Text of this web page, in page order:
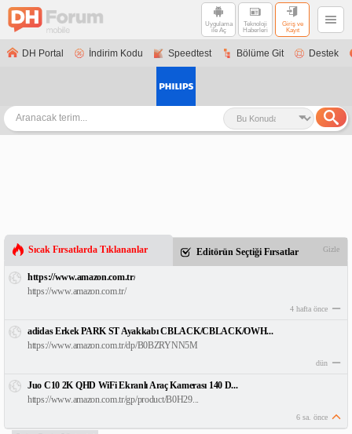
Uygulama
ile Aç
Teknoloji
Haberleri
Giriş ve
Kayıt
DH Portal İndirim Kodu Speedtest Bölüme Git Destek
Sıcak Fırsatlarda Tıklananlar Editörün Seçtiği Fırsatlar Gizle
https://www.amazon.com.tr/
https://www.amazon.com.tr/
4 hafta önce
adidas Erkek PARK ST Ayakkabı CBLACK/CBLACK/OWH...
https://www.amazon.com.tr/dp/B0BZRYNN5M
dün
Juo C10 2K QHD WiFi Ekranlı Araç Kamerası 140 D...
https://www.amazon.com.tr/gp/product/B0H29...
6 sa. önce